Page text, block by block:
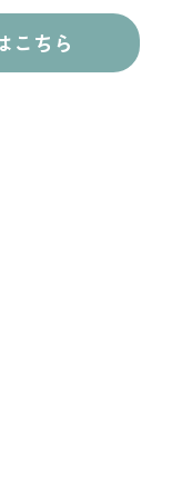
こちら